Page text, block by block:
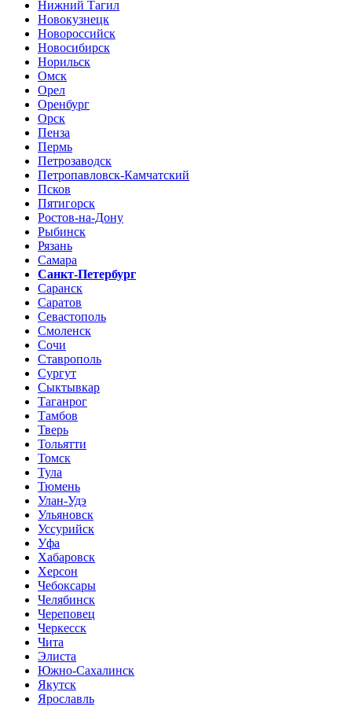
Нижний Тагил
Новокузнецк
Новороссийск
Новосибирск
Норильск
Омск
Орел
Оренбург
Орск
Пенза
Пермь
Петрозаводск
Петропавловск-Камчатский
Псков
Пятигорск
Ростов-на-Дону
Рыбинск
Рязань
Самара
Санкт-Петербург
Саранск
Саратов
Севастополь
Смоленск
Сочи
Ставрополь
Сургут
Сыктывкар
Таганрог
Тамбов
Тверь
Тольятти
Томск
Тула
Тюмень
Улан-Удэ
Ульяновск
Уссурийск
Уфа
Хабаровск
Херсон
Чебоксары
Челябинск
Череповец
Черкесск
Чита
Элиста
Южно-Сахалинск
Якутск
Ярославль